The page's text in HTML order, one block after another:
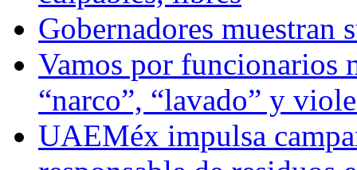
Gobernadores muestran
Vamos por funcionarios
“narco”, “lavado” y
UAEMéx impulsa